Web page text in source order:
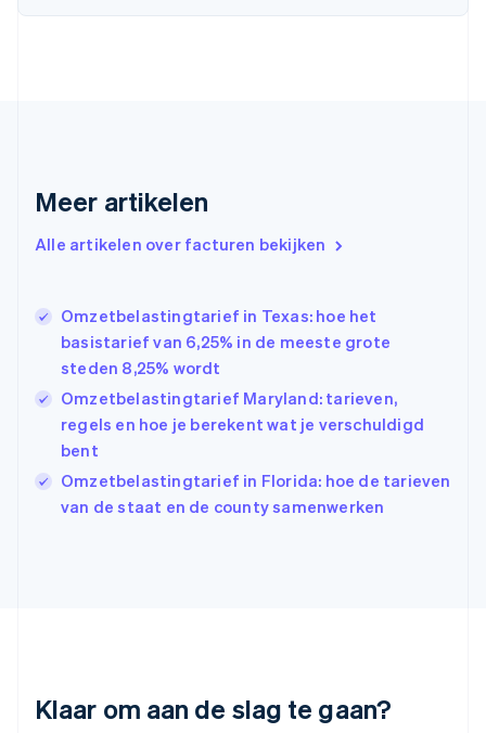
Meer artikelen
Alle artikelen over facturen bekijken
Omzetbelastingtarief in Texas: hoe het
basistarief van 6,25% in de meeste grote
steden 8,25% wordt
Omzetbelastingtarief Maryland: tarieven,
regels en hoe je berekent wat je verschuldigd
bent
Omzetbelastingtarief in Florida: hoe de tarieven
van de staat en de county samenwerken
Klaar om aan de slag te gaan?
Denemarken
FrançaisEnglish
Gibraltar
English
English
English
Hongkong SAR, China
English简体中文
Ierland
English
India
English
Italië
Litouwen